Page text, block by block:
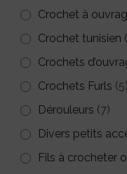
Crochet à
Crochet tunisien
Crochets
Crochets Furls (5)
Dérouleurs (7)
Divers petits
Fils à crocheter